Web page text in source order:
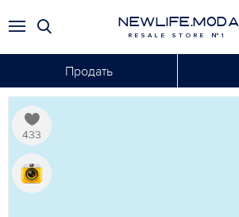
NEWLIFE.MODA
RESALE STORE №1
Продать
433